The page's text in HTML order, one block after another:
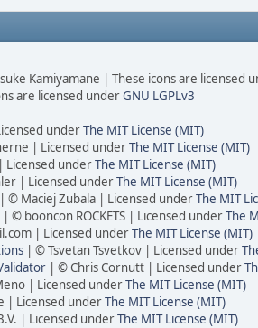
Kamiyamane | These icons are licensed
are licensed underGNU LGPLv3
underThe MIT License (MIT)
| Licensed underThe MIT License (MIT)
Licensed underThe MIT License (MIT)
| Licensed underThe MIT License (MIT)
| © Maciej Zubala | Licensed underThe MIT
| © booncon ROCKETS | Licensed underThe
| Licensed underThe MIT License (MIT)
| © Tsvetan Tsvetkov | Licensed under
| © Chris Cornutt | Licensed under
| Licensed underThe MIT License (MIT)
| Licensed underThe MIT License (MIT)
| Licensed underThe MIT License (MIT)